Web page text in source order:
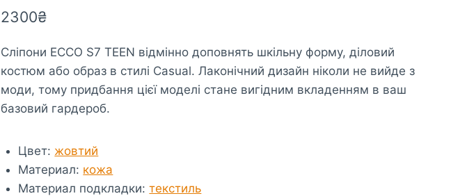
2300₴
Сліпони ECCO S7 TEEN відмінно доповнять шкільну форму, діловий
костюм або образ в стилі Casual. Лаконічний дизайн ніколи не вийде з
моди, тому придбання цієї моделі стане вигідним вкладенням в ваш
базовий гардероб.
Цвет: жовтий
Материал: кожа
Материал подкладки:текстиль